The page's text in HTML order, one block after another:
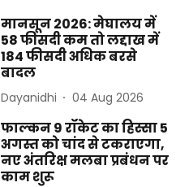
मानसून 2026: मेघालय में
58 फीसदी कम तो लद्दाख में
184 फीसदी अधिक बरसे
बादल
Dayanidhi 04 Aug 2026
फाल्कन 9 रॉकेट का हिस्सा 5
अगस्त को चांद से टकराएगा,
नए अंतरिक्ष मलबा प्रबंधन पर
काम शुरू